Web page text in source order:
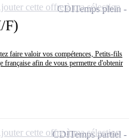
F)
faire valoir vos compétences, Petits-fils
française afin de vous permettre d'obtenir
CDITemps plein
cette offre à ma sélection
CDITemps partiel
cette offre à ma sélection